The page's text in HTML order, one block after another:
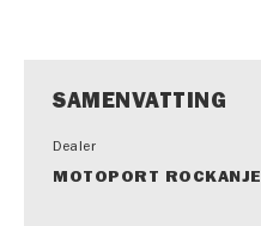
SAMENVATTING
Dealer
MOTOPORT ROCKANJE